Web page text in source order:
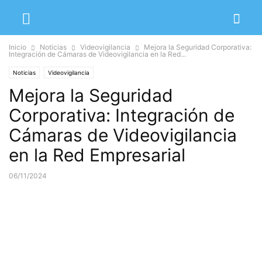
Inicio Noticias Videovigilancia
Mejora la Seguridad Corporativa:
Integración de Cámaras de Videovigilancia en la Red...
Noticias Videovigilancia
Mejora la Seguridad
Corporativa: Integración de
Cámaras de Videovigilancia
en la Red Empresarial
06/11/2024